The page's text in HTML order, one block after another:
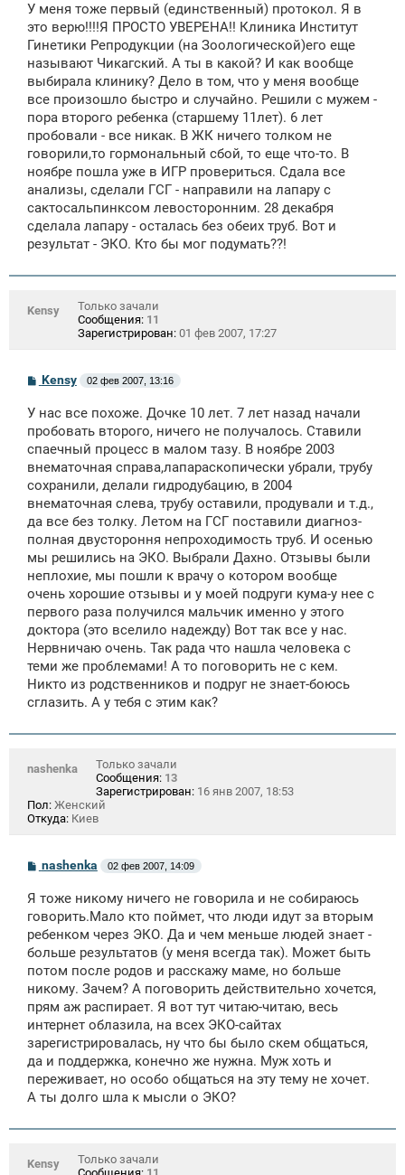
б
щ
н
и
У меня тоже первый (единственный) протокол. Я в
это верю!!!!Я ПРОСТО УВЕРЕНА!! Клиника Институт
Гинетики Репродукции (на Зоологической)его еще
называют Чикагский. А ты в какой? И как вообще
выбирала клинику? Дело в том, что у меня вообще
все произошло быстро и случайно. Решили с мужем -
пора второго ребенка (старшему 11лет). 6 лет
пробовали - все никак. В ЖК ничего толком не
говорили,то гормональный сбой, то еще что-то. В
ноябре пошла уже в ИГР провериться. Сдала все
анализы, сделали ГСГ - направили на лапару с
сактосальпинксом левосторонним. 28 декабря
сделала лапару - осталась без обеих труб. Вот и
результат - ЭКО. Кто бы мог подумать??!
Kensy
Только зачали
Сообщения: 11
Зарегистрирован: 01 фев 2007, 17:27
С
б
щ
е
н
и
Kensy 02 фев 2007, 13:16
У нас все похоже. Дочке 10 лет. 7 лет назад начали
пробовать второго, ничего не получалось. Ставили
спаечный процесс в малом тазу. В ноябре 2003
внематочная справа,лапараскопически убрали, трубу
сохранили, делали гидродубацию, в 2004
внематочная слева, трубу оставили, продували и т.д.,
да все без толку. Летом на ГСГ поставили диагноз-
полная двустороння непроходимость труб. И осенью
мы решились на ЭКО. Выбрали Дахно. Отзывы были
неплохие, мы пошли к врачу о котором вообще
очень хорошие отзывы и у моей подруги кума-у нее с
первого раза получился мальчик именно у этого
доктора (это вселило надежду) Вот так все у нас.
Нервничаю очень. Так рада что нашла человека с
теми же проблемами! А то поговорить не с кем.
Никто из родственников и подруг не знает-боюсь
сглазить. А у тебя с этим как?
nashenka
Только зачали
Сообщения: 13
Зарегистрирован: 16 янв 2007, 18:53
Пол: Женский
Откуда: Киев
С
б
щ
н
и
nashenka 02 фев 2007, 14:09
Я тоже никому ничего не говорила и не собираюсь
говорить.Мало кто поймет, что люди идут за вторым
ребенком через ЭКО. Да и чем меньше людей знает -
больше результатов (у меня всегда так). Может быть
потом после родов и расскажу маме, но больше
никому. Зачем? А поговорить действительно хочется,
прям аж распирает. Я вот тут читаю-читаю, весь
интернет облазила, на всех ЭКО-сайтах
зарегистрировалась, ну что бы было скем общаться,
да и поддержка, конечно же нужна. Муж хоть и
переживает, но особо общаться на эту тему не хочет.
А ты долго шла к мысли о ЭКО?
Kensy
Только зачали